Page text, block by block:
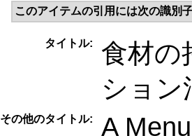
このアイテムの引用には次の識別
タイトル:
食材の
ション
その他のタイトル:
A